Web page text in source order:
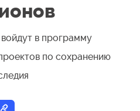
в программу
по сохранению